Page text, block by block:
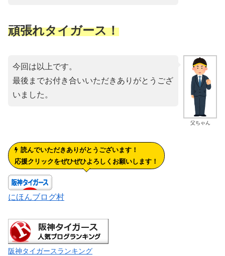
頑張れタイガース！
父ちゃん
今回は以上です。
最後までお付き合いいただきありがとうござ
いました。
読んでいただきありがとうございます！
応援クリックをぜひぜひよろしくお願いします！
にほんブログ村
阪神タイガースランキング